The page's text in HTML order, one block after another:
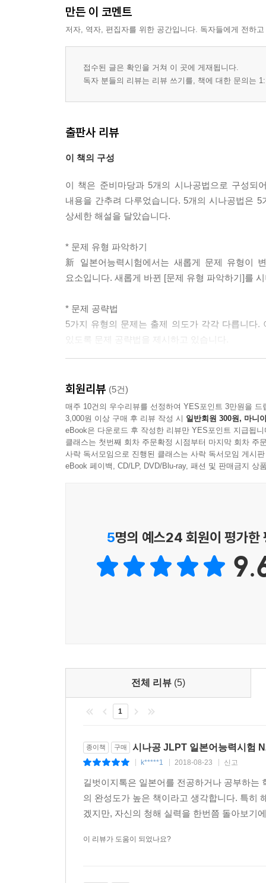
만든 이 코멘트
저자, 역자, 편집자를 위한 공간입니다. 독자들에게 전하
접수된 글은 확인을 거쳐 이 곳에 게재됩니다.
독자 분들의 리뷰는 리뷰 쓰기를, 책에 대한 문의는
출판사 리뷰
이 책의 구성
이 책은 준비마당과 5개의 시나공법으로 구성되
내용을 간추려 다루었습니다. 5개의 시나공법은
상세한 해설을 달았습니다.
* 문제 유형 파악하기
新 일본어능력시험에서는 새롭게 문제 유형이
요소입니다. 새롭게 바뀐 [문제 유형 파악하기]를
* 문제 공략법
5가지 유형의 문제는 출제 의도가 각각 다릅니다
있도록 문제 공략법을 제시하고 있습니다.
실전에 강해지려면 실제 시험과 같은 형식의
해설까지 상세하게 풀이를 해놓았습니다. 왜 답
* 실전 모의고사 및 해설
실전과 똑같은 형태의 실전모의고사 1회분을 실
회원리뷰 (5건)
매주 10건의 우수리뷰를 선정하여 YES포인트 3만원을 드
3,000원 이상 구매 후 리뷰 작성 시 일반회원 300원, 마니
eBook은 다운로드 후 작성한 리뷰만 YES포인트 지급됩니
클래스는 첫번째 회차 주문확정 시점부터 마지막 회차 주
사락 독서모임으로 진행된 클래스는 사락 독서모임 게시
eBook 페이백, CD/LP, DVD/Blu-ray, 패션 및 판매금지 상
5명의 예스24 회원이 평가한
전체 리뷰 (5)
1
종이책 구매 시나공 JLPT 일본어능력시험
k*****1 2018-08-23 신고
길벗이지톡은 일본어를 전공하거나 공부하는
의 완성도가 높은 책이라고 생각합니다. 특히
겠지만, 자신의 청해 실력을 한번쯤 돌아보기
이 리뷰가 도움이 되었나요?